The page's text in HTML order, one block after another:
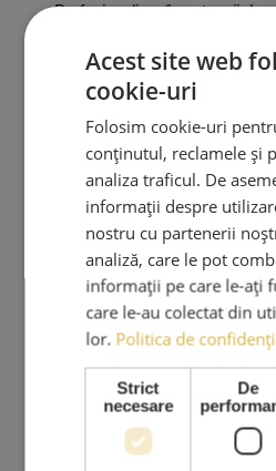
Profesionalism în extensii de
AMA
Sediu social:
Strada
CUI: RO
Reg. Com: J40/
Email:
PRODUSE &
Acest site web
cookie-uri
Folosim cookie-uri
conținutul, reclamele și
analiza traficul. De
informații despre
nostru cu partenerii
analiză, care le pot
informații pe care le-ați
care le-au colectat din
lor. Politica de
Strict
necesare
De